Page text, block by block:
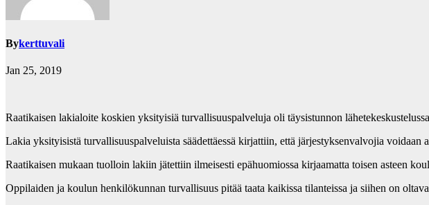
Bykerttuvali
Jan 25, 2019
Raatikaisen lakialoite koskien yksityisiä turvallisuuspalveluja oli täysistunnon
Lakia yksityisistä turvallisuuspalveluista säädettäessä kirjattiin, että järjestyksenvalvojia
Raatikaisen mukaan tuolloin lakiin jätettiin ilmeisesti epähuomiossa kirjaamatta toisen asteen
Oppilaiden ja koulun henkilökunnan turvallisuus pitää taata kaikissa tilanteissa ja siihen on